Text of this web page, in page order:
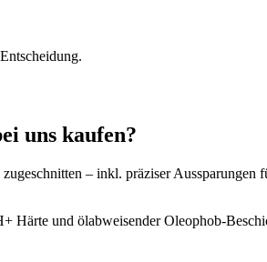
uns kaufen?
– inkl. präziser
Härte und ölabweisender Oleophob-